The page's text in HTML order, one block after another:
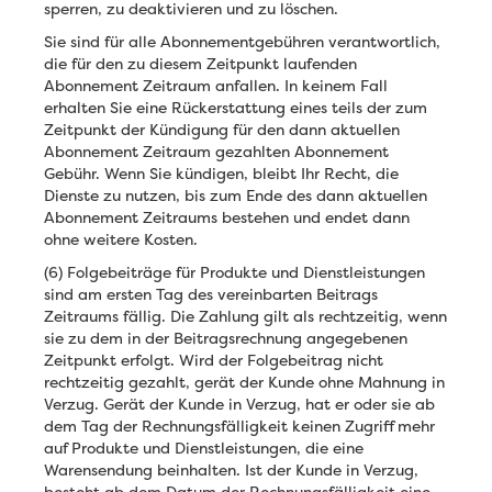
sperren, zu deaktivieren und zu löschen.
Sie sind für alle Abonnementgebühren verantwortlich,
die für den zu diesem Zeitpunkt laufenden
Abonnement Zeitraum anfallen. In keinem Fall
erhalten Sie eine Rückerstattung eines teils der zum
Zeitpunkt der Kündigung für den dann aktuellen
Abonnement Zeitraum gezahlten Abonnement
Gebühr. Wenn Sie kündigen, bleibt Ihr Recht, die
Dienste zu nutzen, bis zum Ende des dann aktuellen
Abonnement Zeitraums bestehen und endet dann
ohne weitere Kosten.
(6) Folgebeiträge für Produkte und Dienstleistungen
sind am ersten Tag des vereinbarten Beitrags
Zeitraums fällig. Die Zahlung gilt als rechtzeitig, wenn
sie zu dem in der Beitragsrechnung angegebenen
Zeitpunkt erfolgt. Wird der Folgebeitrag nicht
rechtzeitig gezahlt, gerät der Kunde ohne Mahnung in
Verzug. Gerät der Kunde in Verzug, hat er oder sie ab
dem Tag der Rechnungsfälligkeit keinen Zugriff mehr
auf Produkte und Dienstleistungen, die eine
Warensendung beinhalten. Ist der Kunde in Verzug,